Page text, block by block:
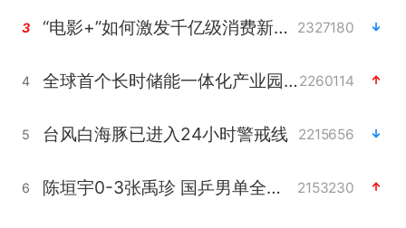
3 “电影+”如何激发千亿级消费新活力？ 2327180
4 全球首个长时储能一体化产业园量产2260114
5 台风白海豚已进入24小时警戒线 2215656
6 陈垣宇0-3张禹珍 国乒男单全军覆没 2153230